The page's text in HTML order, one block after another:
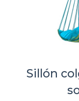
Sillón